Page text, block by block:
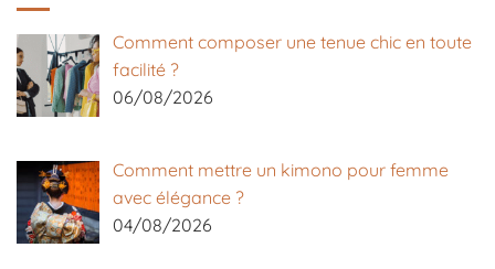
Comment composer une tenue chic en toute
facilité ?
06/08/2026
Comment mettre un kimono pour femme
avec élégance ?
04/08/2026